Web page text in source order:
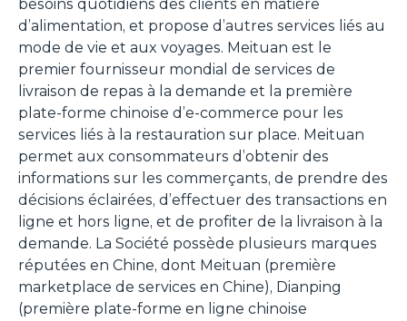
besoins quotidiens des clients en matière
d’alimentation, et propose d’autres services liés au
mode de vie et aux voyages. Meituan est le
premier fournisseur mondial de services de
livraison de repas à la demande et la première
plate-forme chinoise d’e-commerce pour les
services liés à la restauration sur place. Meituan
permet aux consommateurs d’obtenir des
informations sur les commerçants, de prendre des
décisions éclairées, d’effectuer des transactions en
ligne et hors ligne, et de profiter de la livraison à la
demande. La Société possède plusieurs marques
réputées en Chine, dont Meituan (première
marketplace de services en Chine), Dianping
(première plate-forme en ligne chinoise